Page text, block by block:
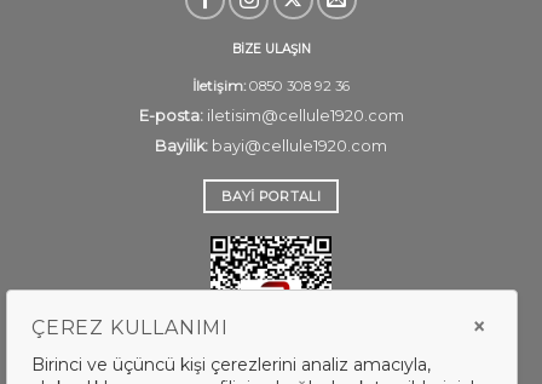
BİZE ULAŞIN
İletişim: 0850 308 92 36
E-posta: iletisim@cellule1920.com
Bayilik: bayi@cellule1920.com
BAYI PORTALI
ÇEREZ KULLANIMI
Birinci ve üçüncü kişi çerezlerini analiz amacıyla,
×